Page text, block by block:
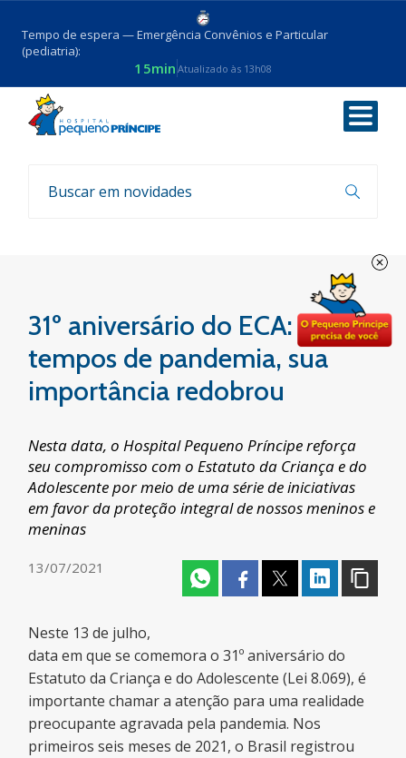
Tempo de espera — Emergência Convênios e Particular
(pediatria):
15min Atualizado às 13h08
Voltar
Notícias
31º aniversário do ECA: em
tempos de pandemia, sua
importância redobrou
Nesta data, o Hospital Pequeno Príncipe reforça
seu compromisso com o Estatuto da Criança e do
Adolescente por meio de uma série de iniciativas
em favor da proteção integral de nossos meninos e
meninas
13/07/2021
Neste 13 de julho,
data em que se comemora o 31º aniversário do
Estatuto da Criança e do Adolescente (Lei 8.069), é
importante chamar a atenção para uma realidade
preocupante agravada pela pandemia. Nos
primeiros seis meses de 2021, o Brasil registrou